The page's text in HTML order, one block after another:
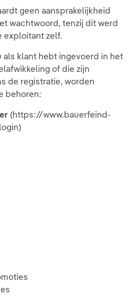
geen aansprakelijkheid
wachtwoord, tenzij dit werd
exploitant zelf.
als klant hebt ingevoerd in het
of die zijn
de registratie, worden
behoren:
(https://www.bauerfeind-